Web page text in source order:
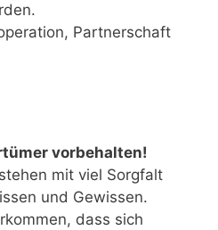
Partnerschaft
vorbehalten!
mit viel Sorgfalt
und Gewissen.
dass sich